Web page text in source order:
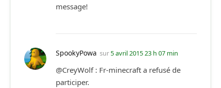
message!
SpookyPowa sur5 avril 2015 23 h 07 min
@CreyWolf : Fr-minecraft a refusé de
participer.